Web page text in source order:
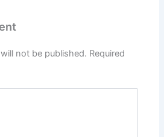
not be published. Required